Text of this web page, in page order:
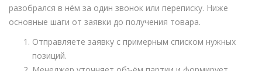
разобрался в нём за один звонок или переписку. Ниже
основные шаги от заявки до получения товара.
Отправляете заявку с примерным списком нужных
позиций.